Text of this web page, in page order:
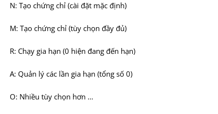
N: Tạo chứng chỉ (cài đặt mặc định)
M: Tạo chứng chỉ (tùy chọn đầy đủ)
R: Chạy gia hạn (0 hiện đang đến hạn)
A: Quản lý các lần gia hạn (tổng số 0)
O: Nhiều tùy chọn hơn …